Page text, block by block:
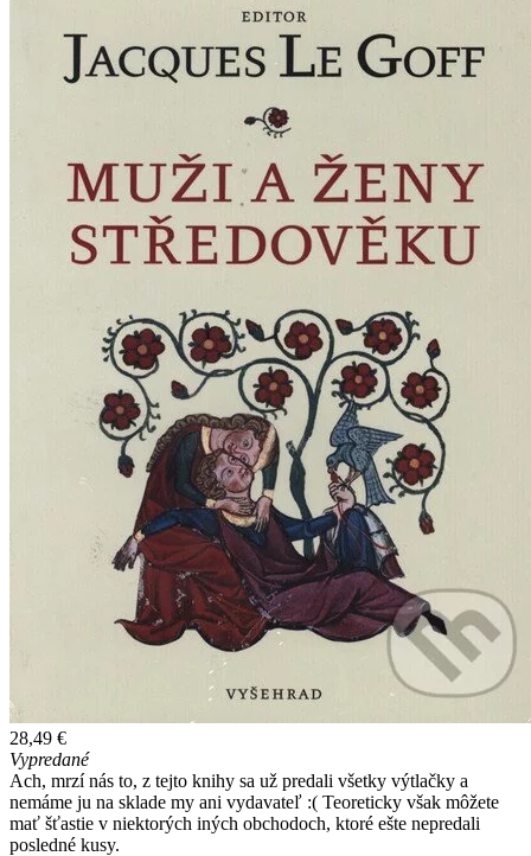
28,49 €
Vypredané
Ach, mrzí nás to, z tejto knihy sa už predali všetky výtlačky a
nemáme ju na sklade my ani vydavateľ :( Teoreticky však môžete
mať šťastie v niektorých iných obchodoch, ktoré ešte nepredali
posledné kusy.